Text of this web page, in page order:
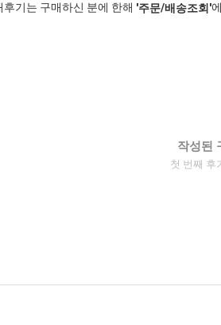
기는 구매하신 분에 한해 '주문/배송조회'
작성된
첫 번째 후